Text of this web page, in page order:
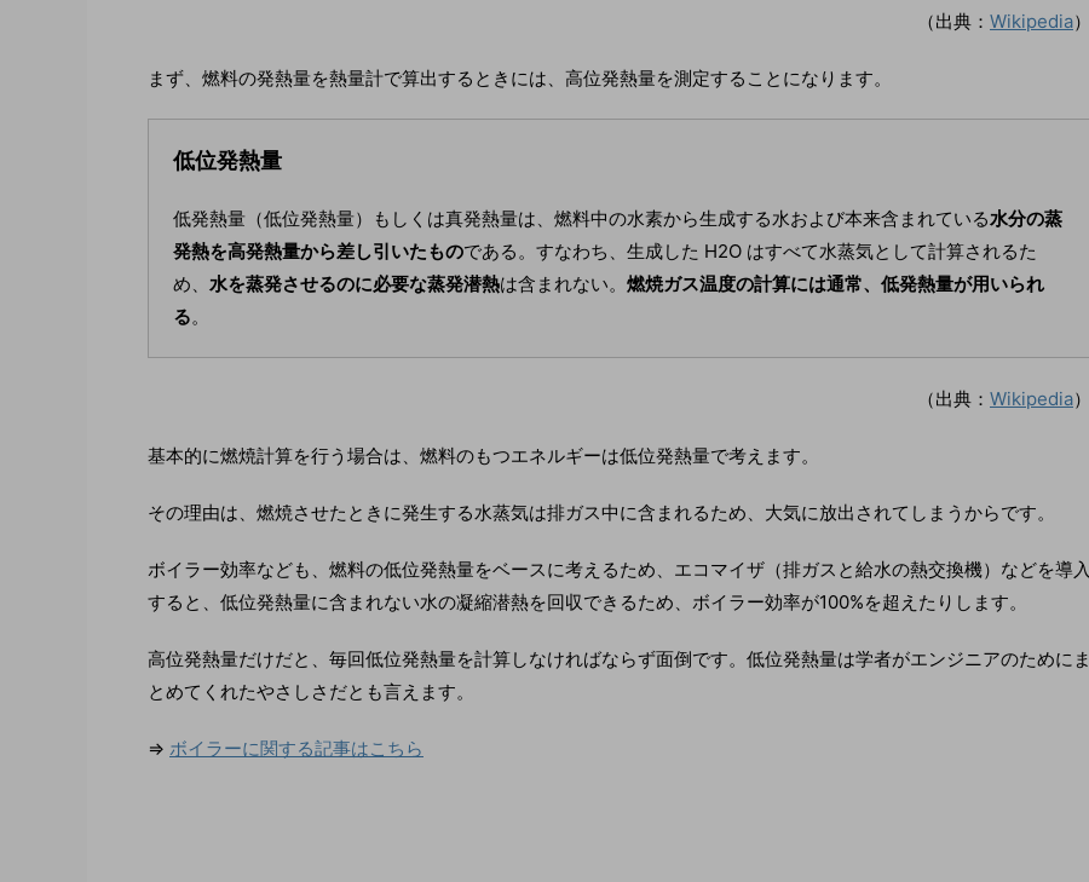
（出典： Wikipedia）
まず、燃料の発熱量を熱量計で算出するときには、高位発熱量を測定することになります。
低位発熱量
低発熱量（低位発熱量）もしくは真発熱量は、燃料中の水素から生成する水および本来含まれている水分の蒸
発熱を高発熱量から差し引いたものである。すなわち、生成した H2O はすべて水蒸気として計算されるた
め、 水を蒸発させるのに必要な蒸発潜熱は含まれない。 燃焼ガス温度の計算には通常、低発熱量が用いられ
る。
（出典： Wikipedia）
基本的に燃焼計算を行う場合は、燃料のもつエネルギーは低位発熱量で考えます。
その理由は、燃焼させたときに発生する水蒸気は排ガス中に含まれるため、大気に放出されてしまうからです。
ボイラー効率なども、燃料の低位発熱量をベースに考えるため、エコマイザ（排ガスと給水の熱交換機）などを導入
すると、低位発熱量に含まれない水の凝縮潜熱を回収できるため、ボイラー効率が100%を超えたりします。
高位発熱量だけだと、毎回低位発熱量を計算しなければならず面倒です。低位発熱量は学者がエンジニアのためにま
とめてくれたやさしさだとも言えます。
⇒ ボイラーに関する記事はこちら